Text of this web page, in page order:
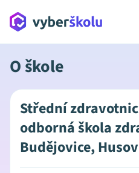
O škole
Střední
odborná škola
Budějovice,